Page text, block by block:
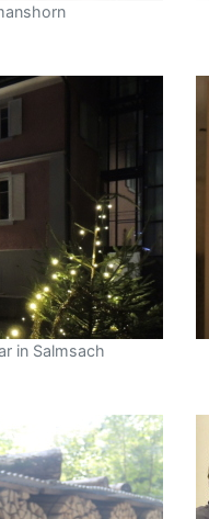
in Salmsach